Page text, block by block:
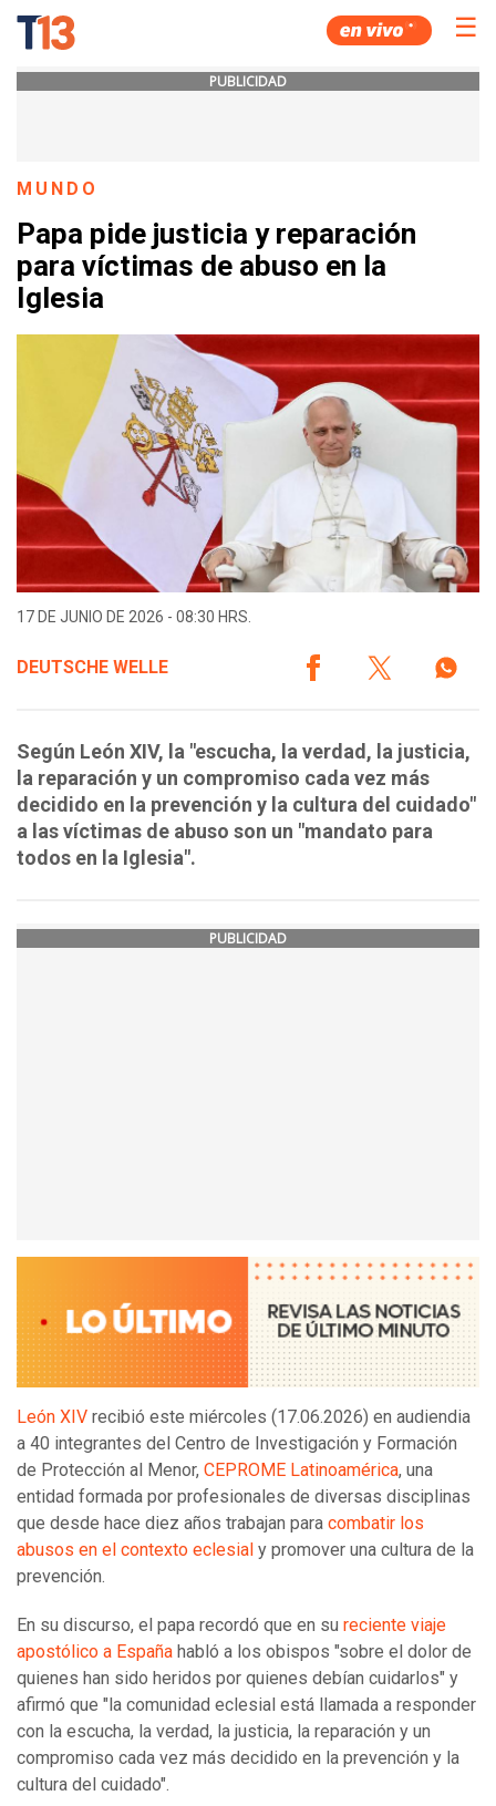
☰
PUBLICIDAD
MUNDO
Papa pide justicia y reparación
para víctimas de abuso en la
Iglesia
17 DE JUNIO DE 2026 - 08:30 HRS.
DEUTSCHE WELLE
Según León XIV, la "escucha, la verdad, la justicia,
la reparación y un compromiso cada vez más
decidido en la prevención y la cultura del cuidado"
a las víctimas de abuso son un "mandato para
todos en la Iglesia".
PUBLICIDAD
León XIV recibió este miércoles (17.06.2026) en audiendia
a 40 integrantes del Centro de Investigación y Formación
de Protección al Menor, CEPROME Latinoamérica, una
entidad formada por profesionales de diversas disciplinas
que desde hace diez años trabajan para combatir los
abusos en el contexto eclesial y promover una cultura de la
prevención.
En su discurso, el papa recordó que en su reciente viaje
apostólico a España habló a los obispos "sobre el dolor de
quienes han sido heridos por quienes debían cuidarlos" y
afirmó que "la comunidad eclesial está llamada a responder
con la escucha, la verdad, la justicia, la reparación y un
compromiso cada vez más decidido en la prevención y la
cultura del cuidado".